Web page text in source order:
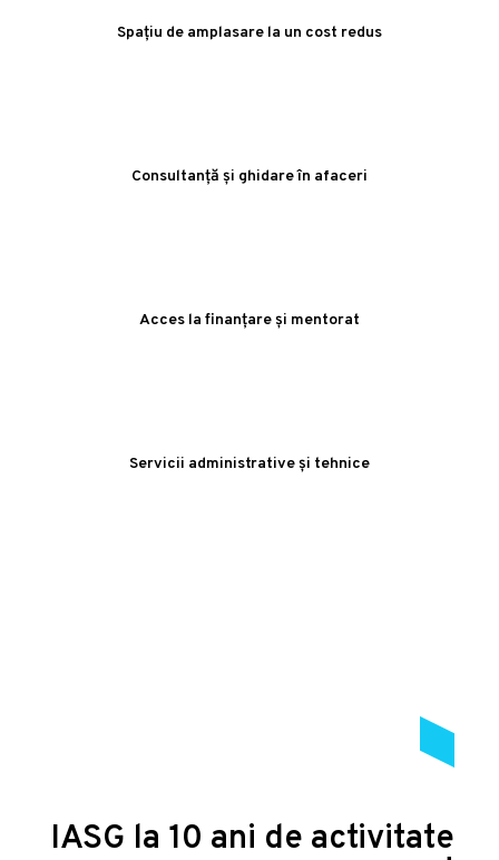
Spațiu de amplasare la un cost redus
Consultanță și ghidare în afaceri
Acces la finanțare și mentorat
Servicii administrative și tehnice
IASG la 10 ani de activitate